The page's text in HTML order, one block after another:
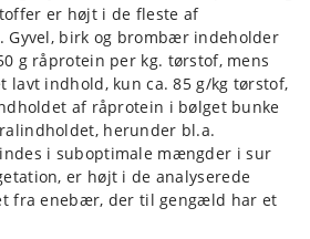
er højt i de fleste af
Gyvel, birk og brombær indeholder
g råprotein per kg. tørstof, mens
lavt indhold, kun ca. 85 g/kg tørstof,
af råprotein i bølget bunke
herunder bl.a.
i suboptimale mængder i sur
er højt i de analyserede
fra enebær, der til gengæld har et